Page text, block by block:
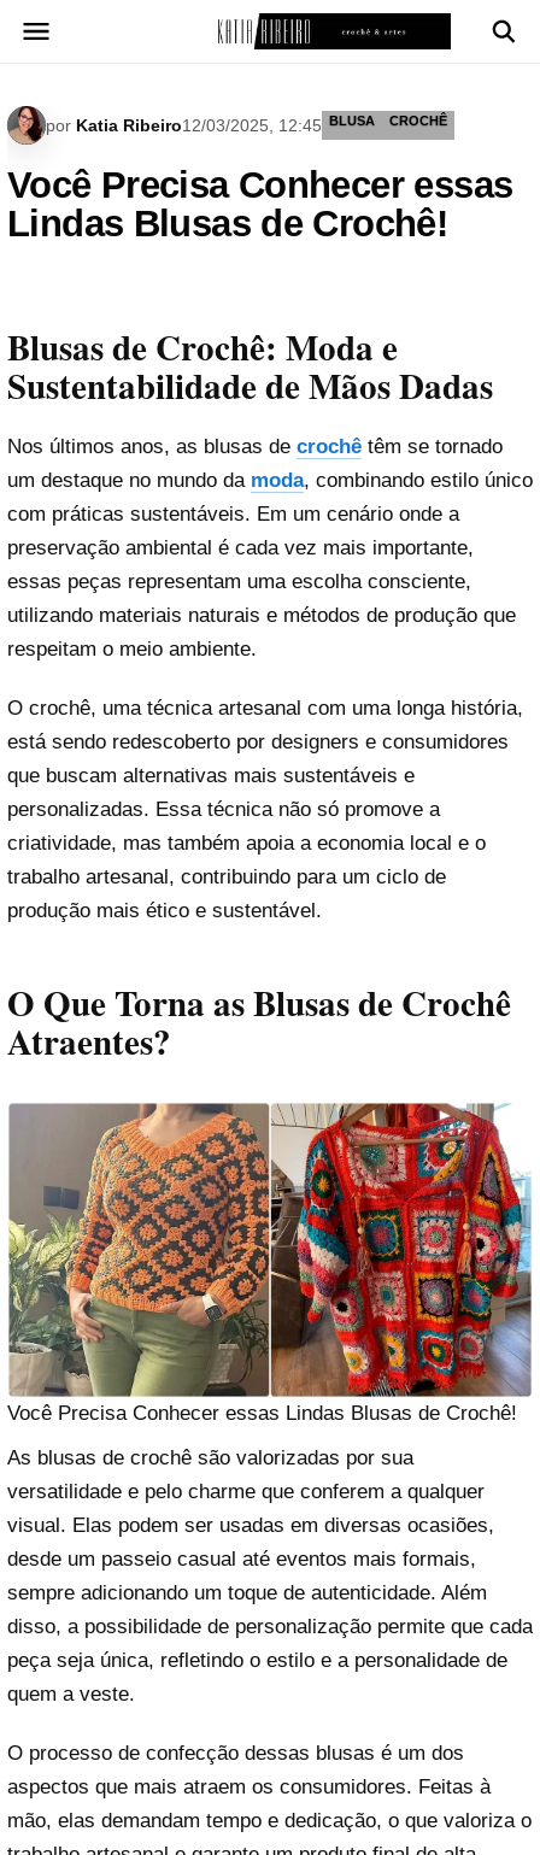
para
por Katia Ribeiro12/03/2025, 12:45 BLUSA CROCHÊ
Você Precisa Conhecer essas
Lindas Blusas de Crochê!
Blusas de Crochê: Moda e
Sustentabilidade de Mãos Dadas
Nos últimos anos, as blusas de crochê têm se tornado
um destaque no mundo da moda, combinando estilo único
com práticas sustentáveis. Em um cenário onde a
preservação ambiental é cada vez mais importante,
essas peças representam uma escolha consciente,
utilizando materiais naturais e métodos de produção que
respeitam o meio ambiente.
O crochê, uma técnica artesanal com uma longa história,
está sendo redescoberto por designers e consumidores
que buscam alternativas mais sustentáveis e
personalizadas. Essa técnica não só promove a
criatividade, mas também apoia a economia local e o
trabalho artesanal, contribuindo para um ciclo de
produção mais ético e sustentável.
O Que Torna as Blusas de Crochê
Atraentes?
Você Precisa Conhecer essas Lindas Blusas de Crochê!
As blusas de crochê são valorizadas por sua
versatilidade e pelo charme que conferem a qualquer
visual. Elas podem ser usadas em diversas ocasiões,
desde um passeio casual até eventos mais formais,
sempre adicionando um toque de autenticidade. Além
disso, a possibilidade de personalização permite que cada
peça seja única, refletindo o estilo e a personalidade de
quem a veste.
O processo de confecção dessas blusas é um dos
aspectos que mais atraem os consumidores. Feitas à
mão, elas demandam tempo e dedicação, o que valoriza o